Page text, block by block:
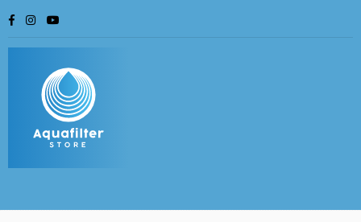
Facebook
Instagram